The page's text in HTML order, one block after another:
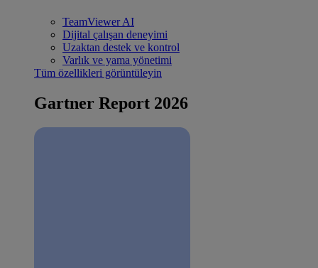
TeamViewer AI
Dijital çalışan deneyimi
Uzaktan destek ve kontrol
Varlık ve yama yönetimi
Tüm özellikleri görüntüleyin
Gartner Report 2026